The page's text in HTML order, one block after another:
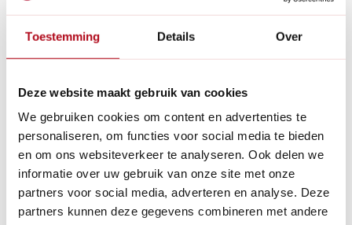
Toestemming Details Over
Deze website maakt gebruik van cookies
We gebruiken cookies om content en advertenties te
personaliseren, om functies voor social media te bieden
en om ons websiteverkeer te analyseren. Ook delen we
informatie over uw gebruik van onze site met onze
partners voor social media, adverteren en analyse. Deze
partners kunnen deze gegevens combineren met andere
Tijdelijk uitverkocht
De Groene Tuin, stap voor stap naar een oase vol planten,
bloemen en groenten. Floor Korte laat zien hoe je van een saai
Lees meer
Betaal achteraf met Riverty.
Gratis verzenden vanaf € 60 in België en Nederland.*
14dagen bedenktijd
Al 28 jaarde tuinspecialist voor tuinliefhebbers
Nieuw: Haal je bestelling in Wilnis bij ons op!